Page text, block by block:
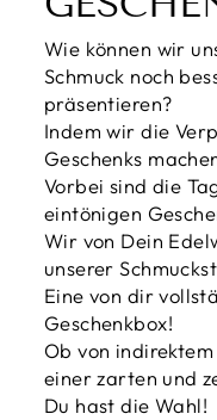
Wie können wir
Schmuck noch
präsentieren?
Indem wir die
Geschenks
Vorbei sind die
eintönigen
Wir von Dein
unserer
Eine von dir
Geschenkbox!
Ob von
einer zarten und
Du hast die Wahl!